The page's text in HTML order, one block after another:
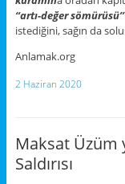
“artı-değer sömürüsü’’
istediğini, sağın da
Anlamak.org
2 Haziran 2020
Maksat Üzüm
Saldırısı